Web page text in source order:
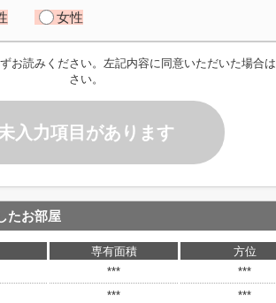
女性
お読みください。左記内容に同意いただいた場合
さい。
入力項目があります
たお部屋
専有面積 方位
*** ***
*** ***